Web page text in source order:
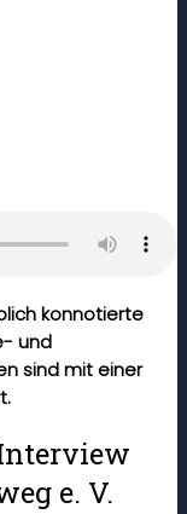
konnotierte
und
sind mit einer
Interview
e. V.